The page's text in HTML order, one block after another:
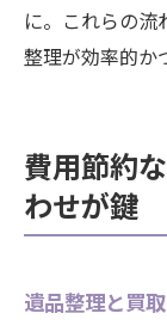
に。これらの流
整理が効率的か
費用節約
わせが鍵
遺品整理と買